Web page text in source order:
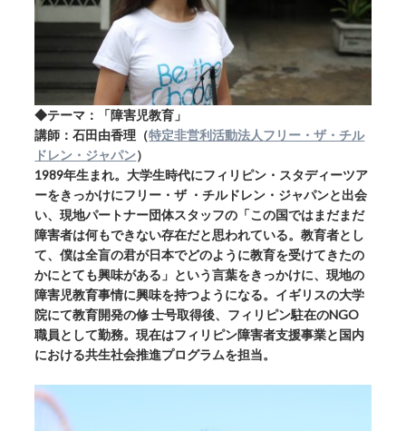
◆テーマ：「障害児教育」
講師：石田由香理（特定非営利活動法人フリー・ザ・チル
ドレン・ジャパン）
1989年生まれ。大学生時代にフィリピン・スタディーツア
ーをきっかけにフリー・ザ ・チルドレン・ジャパンと出会
い、現地パートナー団体スタッフの「この国ではまだまだ
障害者は何もできない存在だと思われている。教育者とし
て、僕は全盲の君が日本でどのように教育を受けてきたの
かにとても興味がある」という言葉をきっかけに、現地の
障害児教育事情に興味を持つようになる。イギリスの大学
院にて教育開発の修 士号取得後、フィリピン駐在のNGO
職員として勤務。現在はフィリピン障害者支援事業と国内
における共生社会推進プログラムを担当。